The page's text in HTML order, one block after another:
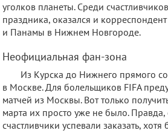
уголков планеты. Среди
праздника, оказался и
и Панамы в Нижнем Новгороде.
Неофициальная фан-зона
Из Курска до Нижнего прямого
в Москве. Для болельщиков FIFA
матчей из Москвы. Вот только
марта их просто уже не было.
счастливчики успевали заказать,